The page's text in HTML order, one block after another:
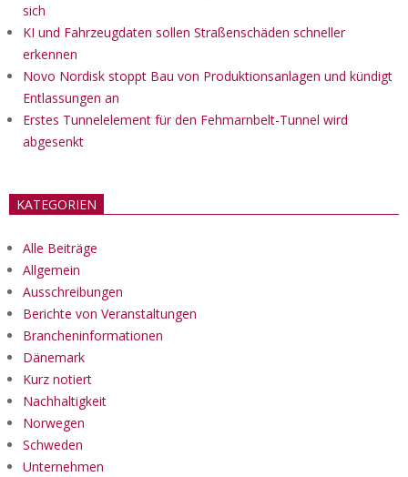
sich
KI und Fahrzeugdaten sollen Straßenschäden schneller
erkennen
Novo Nordisk stoppt Bau von Produktionsanlagen und kündigt
Entlassungen an
Erstes Tunnelelement für den Fehmarnbelt-Tunnel wird
abgesenkt
KATEGORIEN
Alle Beiträge
Allgemein
Ausschreibungen
Berichte von Veranstaltungen
Brancheninformationen
Dänemark
Kurz notiert
Nachhaltigkeit
Norwegen
Schweden
Unternehmen